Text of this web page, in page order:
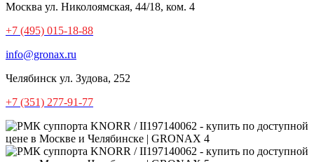
Москва ул. Николоямская, 44/18, ком. 4
+7 (495) 015-18-88
info@gronax.ru
Челябинск ул. Зудова, 252
+7 (351) 277-91-77